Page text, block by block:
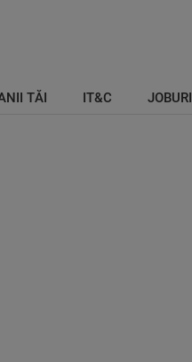
TĂI IT&C JOBURI